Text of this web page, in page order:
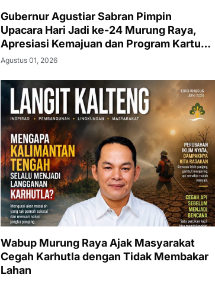
Gubernur Agustiar Sabran Pimpin
Upacara Hari Jadi ke-24 Murung Raya,
Apresiasi Kemajuan dan Program Kartu
Hebat
Agustus 01, 2026
Wabup Murung Raya Ajak Masyarakat
Cegah Karhutla dengan Tidak Membakar
Lahan